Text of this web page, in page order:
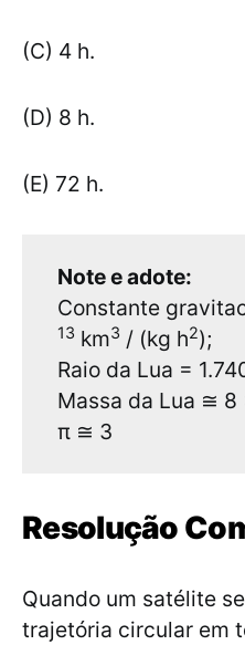
(C) 4 h.
(D) 8 h.
(E) 72 h.
Note e adote:
Constante
13 km3 / (kg h2);
Raio da Lua =
Massa da Lua ≅ 8
π ≅ 3
Resolução
Quando um satélite
trajetória circular em